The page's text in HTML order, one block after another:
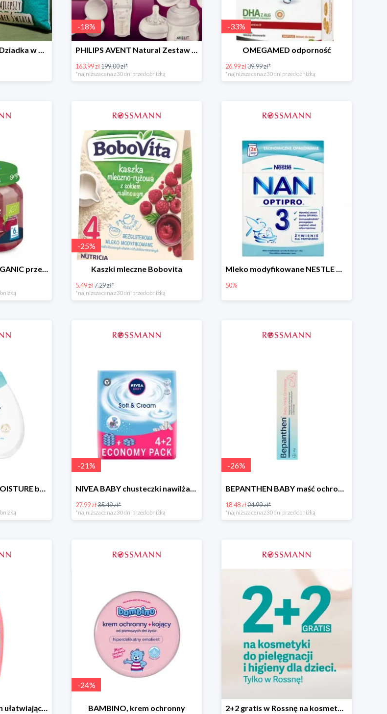
Prezenty dla Babci i Dziadka w Rossmannie do -30%
-18%
PHILIPS AVENT Natural Zestaw Startowy
163.99 zł199.00 zł*
*najniższa cena z 30 dni przed obniżką
-33%
OMEGAMED odporność
26.99 zł39.99 zł*
*najniższa cena z 30 dni przed obniżką
NESTLÉ GERBER ORGANIC przeciery i deserki owocowe
-25%
Kaszki mleczne Bobovita
5.49 zł7.29 zł*
*najniższa cena z 30 dni przed obniżką
Mleko modyfikowane NESTLE NAN OPTIPRO 3 -50%
50%
BABY DOVE RICH MOISTURE balsam nawilżający
-21%
NIVEA BABY chusteczki nawilżane
27.99 zł35.49 zł*
*najniższa cena z 30 dni przed obniżką
-26%
BEPANTHEN BABY maść ochronna
18.48 zł24.99 zł*
*najniższa cena z 30 dni przed obniżką
ISANA KIDS szampon ułatwiający rozczesywanie 200 ml
-24%
BAMBINO, krem ochronny 2+2 gratis w Rossnę na kosmetyki do pielęgnacji i higieny dla dzieci